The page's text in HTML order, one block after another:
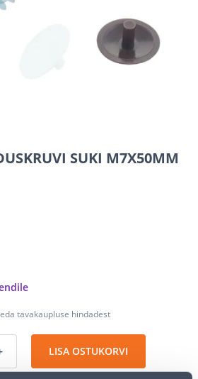
SUKI M7X50MM
tavakaupluse hindadest
LISA OSTUKORVI